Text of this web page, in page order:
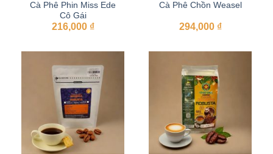
Cà Phê Phin Miss Ede
Cô Gái
216,000 ₫
Cà Phê Chồn Weasel
294,000 ₫